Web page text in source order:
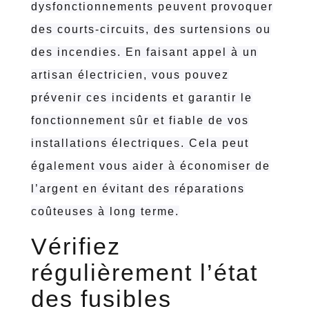
dysfonctionnements peuvent provoquer
des courts-circuits, des surtensions ou
des incendies. En faisant appel à un
artisan électricien, vous pouvez
prévenir ces incidents et garantir le
fonctionnement sûr et fiable de vos
installations électriques. Cela peut
également vous aider à économiser de
l’argent en évitant des réparations
coûteuses à long terme.
Vérifiez
régulièrement l’état
des fusibles